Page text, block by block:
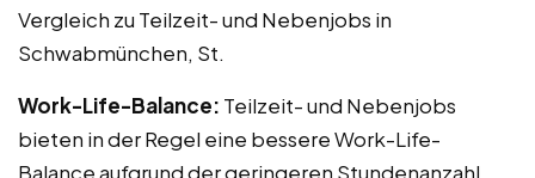
Vergleich zu Teilzeit- und Nebenjobs in
Schwabmünchen, St.
Work-Life-Balance: Teilzeit- und Nebenjobs
bieten in der Regel eine bessere Work-Life-
Balance aufgrund der geringeren Stundenanzahl